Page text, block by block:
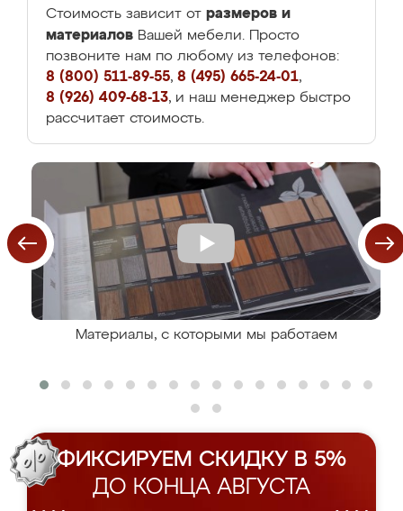
Стоимость зависит от размеров и
материалов Вашей мебели. Просто
позвоните нам по любому из телефонов:
8 (800) 511-89-55, 8 (495) 665-24-01,
8 (926) 409-68-13, и наш менеджер быстро
рассчитает стоимость.
Материалы, с которыми мы работаем
ФИКСИРУЕМ СКИДКУ В 5%
ДО КОНЦА АВГУСТА